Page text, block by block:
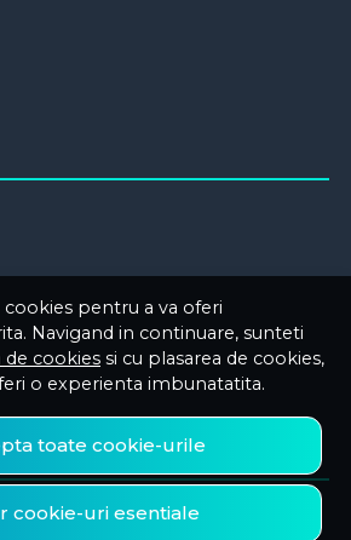
pentru a va oferi
Navigand in continuare, sunteti
de cookies si cu plasarea de cookies,
o experienta imbunatatita.
toate cookie-urile
cookie-uri esentiale